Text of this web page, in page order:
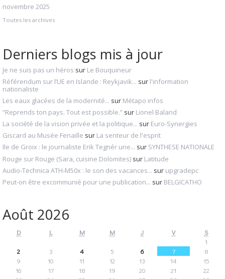
novembre 2025
Toutes les archives
Derniers blogs mis à jour
Je ne suis pas un héros sur Le Bouquineur
Référendum sur l’UE en Islande : Reykjavik... sur l'information
nationaliste
Les eaux glacées de la modernité... sur Métapo infos
”Reprends ton pays. Tout est possible.” sur Lionel Baland
La société de la vision privée et la politique... sur Euro-Synergies
Giscard au Musée Fenaille sur La senteur de l'esprit
Ile de Groix : le journaliste Erik Tegnér une... sur SYNTHESE NATIONALE
Rouge sur Rouge (Sara, cuisine Dolomites) sur Latitude
Audio‑Technica ATH‑M50x : le son des vacances... sur upgradepc
Peut-on être excommunié pour une publication... sur BELGICATHO
Août 2026
D L M M J V
S
1
2
3 4 5 6 7
8
9
10 11 12 13 14
15
16
17 18 19 20 21
22